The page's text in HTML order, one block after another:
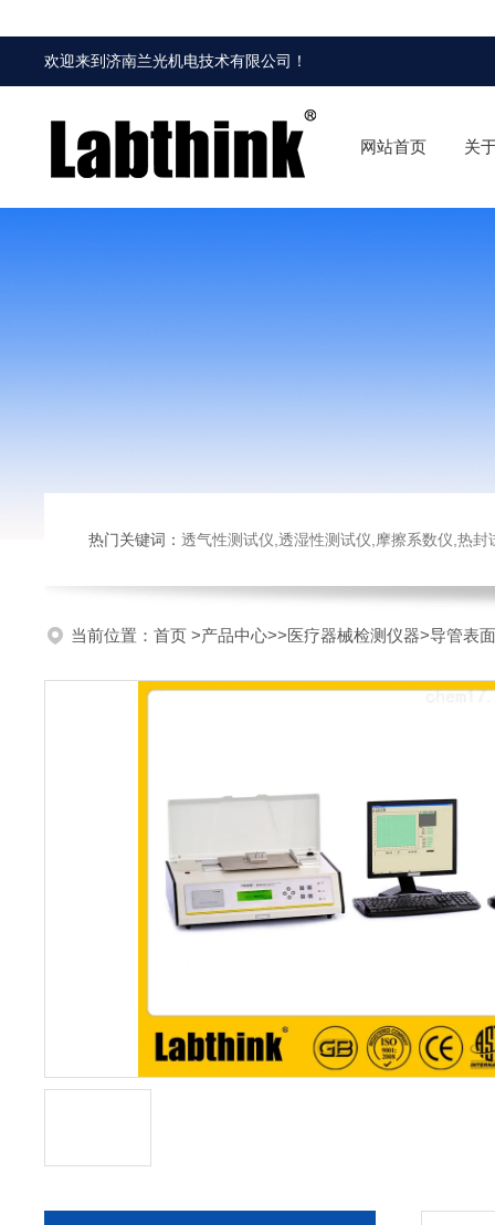
欢迎来到济南兰光机电技术有限公司 ！
网站首页 关
热门关键词： 透气性测试仪,透湿性测试仪,摩擦系数仪,热封试验仪,
当前位置： 首页 >产品中心>>医疗器械检测仪器>导管表